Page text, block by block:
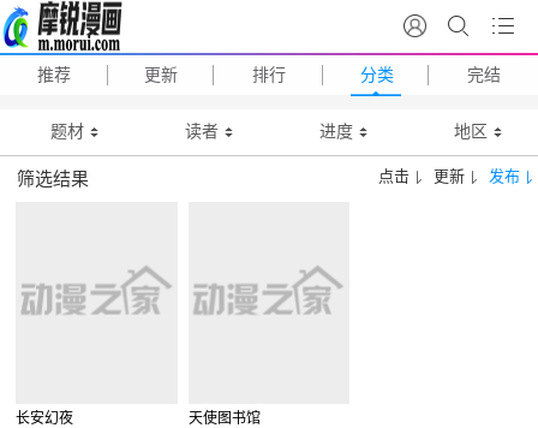
推荐 更新 排行 分类 完结
题材 读者 进度 地区
筛选结果 发布
更新
点击
长安幻夜 天使图书馆